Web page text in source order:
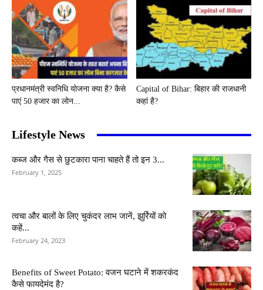
प्रधानमंत्री स्वनिधि योजना क्या है? कैसे
पाएं 50 हजार का लोन...
Capital of Bihar: बिहार की राजधानी
कहां है?
Lifestyle News
कब्ज और गैस से छुटकारा पाना चाहते हैं तो इन 3...
February 1, 2025
त्वचा और बालों के लिए चुकंदर लाभ जानें, झुर्रियों को
कहें...
February 24, 2023
Benefits of Sweet Potato: वजन घटाने में शकरकंद
कैसे फायदेमंद है?